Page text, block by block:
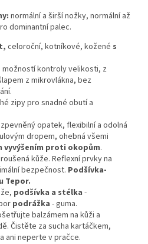
normální a širší nožky, normální až
dominantní palec.
celoroční, kotníkové, kožené s
možností kontroly velikosti, z
z mikrovlákna, bez
zipy pro snadné obutí a
zpevněný opatek, flexibilní a odolná
dropem, ohebná všemi
vyvýšením proti okopům.
kůže. Reflexní prvky na
bezpečnost. Podšívka-
Tepor.
podšívka a stélka -
podrážka - guma.
balzámem na kůži a
Čistěte za sucha kartáčkem,
ani neperte v pračce.